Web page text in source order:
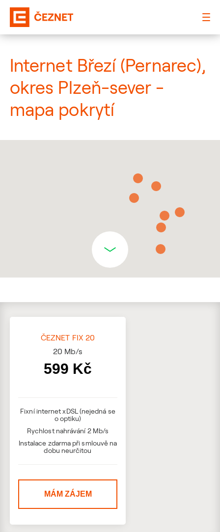
Internet Březí (Pernarec),
okres Plzeň-sever -
mapa pokrytí
ČEZNET FIX 20
20 Mb/s
599 Kč
Fixní internet xDSL (nejedná se
o optiku)
Rychlost nahrávání 2 Mb/s
Instalace zdarma při smlouvě na
dobu neurčitou
MÁM ZÁJEM
: Mapa pokrytí město